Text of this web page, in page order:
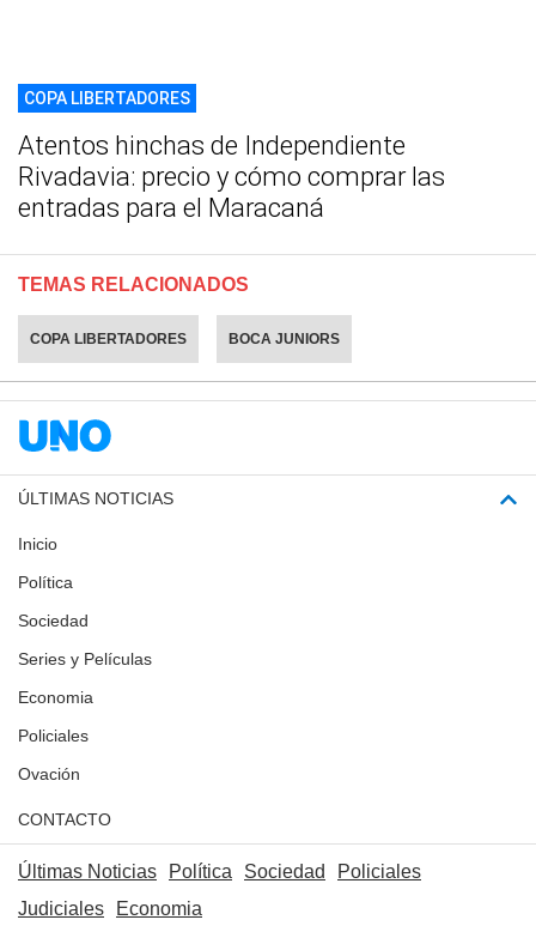
COPA LIBERTADORES
Atentos hinchas de Independiente
Rivadavia: precio y cómo comprar las
entradas para el Maracaná
TEMAS RELACIONADOS
COPA LIBERTADORES BOCA JUNIORS
ÚLTIMAS NOTICIAS
Inicio
Política
Sociedad
Series y Películas
Economia
Policiales
Ovación
CONTACTO
Últimas Noticias Política Sociedad
Policiales
Judiciales
Economia